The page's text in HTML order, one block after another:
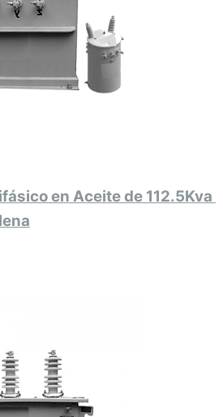
en Aceite de 112.5Kva 